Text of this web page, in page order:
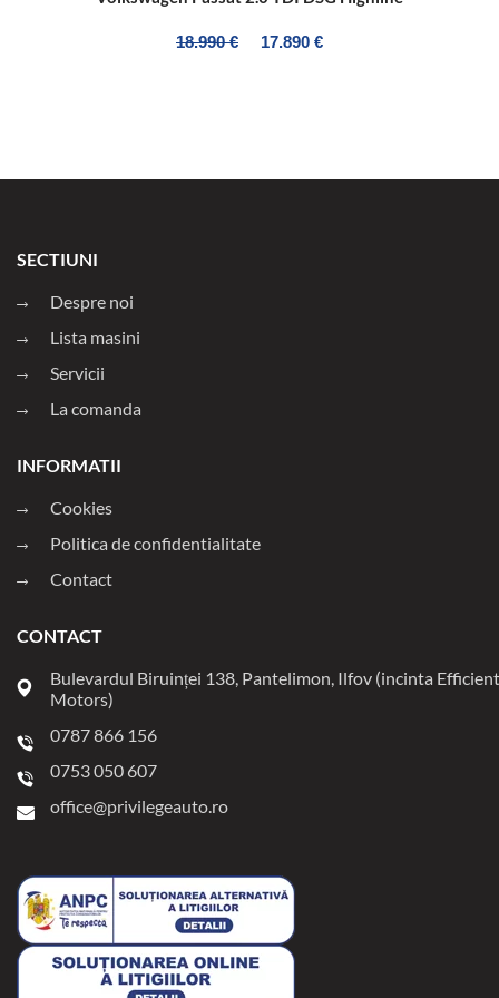
18.990 € 17.890 €
SECTIUNI
Despre noi
Lista masini
Servicii
La comanda
INFORMATII
Cookies
Politica de confidentialitate
Contact
CONTACT
Bulevardul Biruinței 138, Pantelimon, Ilfov (incinta Efficient
Motors)
0787 866 156
0753 050 607
office@privilegeauto.ro